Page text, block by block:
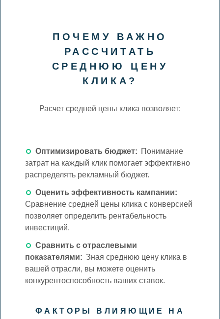
ПОЧЕМУ ВАЖНО
РАССЧИТАТЬ
СРЕДНЮЮ ЦЕНУ
КЛИКА?
Расчет средней цены клика позволяет:
Оптимизировать бюджет: Понимание
затрат на каждый клик помогает эффективно
распределять рекламный бюджет.
Оценить эффективность кампании:
Сравнение средней цены клика с конверсией
позволяет определить рентабельность
инвестиций.
Сравнить с отраслевыми
показателями: Зная среднюю цену клика в
вашей отрасли, вы можете оценить
конкурентоспособность ваших ставок.
ФАКТОРЫ ВЛИЯЮЩИЕ НА